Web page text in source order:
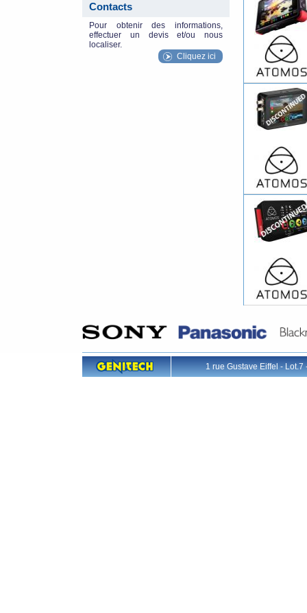
Contacts
Pour obtenir des informations,
effectuer un devis et/ou nous
localiser.
Cliquez ici
1 rue Gustave Eiffel -